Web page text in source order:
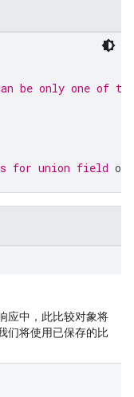
be only one of
for union field
应中，此比较对象将
们将使用已保存的比